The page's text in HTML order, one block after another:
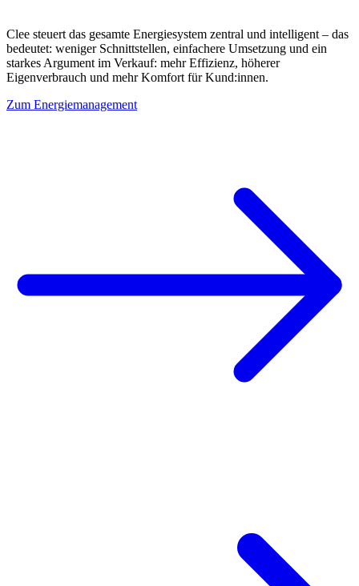
Clee steuert das gesamte Energiesystem zentral und intelligent – das
bedeutet: weniger Schnittstellen, einfachere Umsetzung und ein
starkes Argument im Verkauf: mehr Effizienz, höherer
Eigenverbrauch und mehr Komfort für Kund:innen.
Zum Energiemanagement